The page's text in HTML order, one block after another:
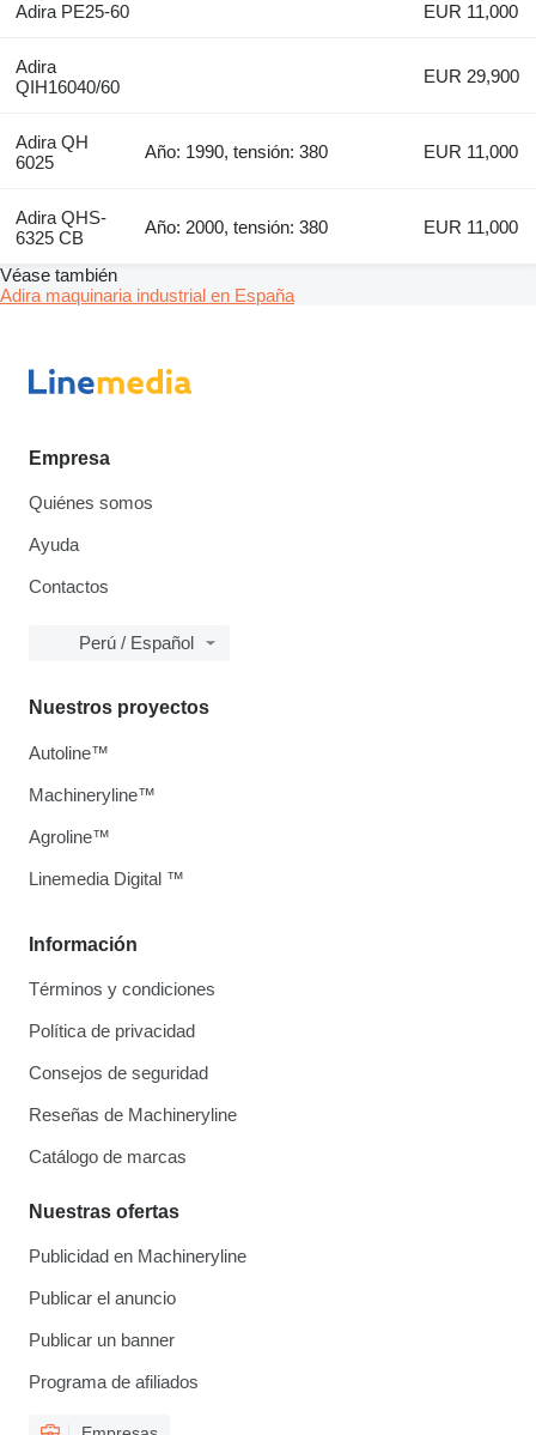
Adira PE25-60 EUR 11,000
Adira
QIH16040/60
EUR 29,900
Adira QH
6025
Año: 1990, tensión: 380 EUR 11,000
Adira QHS-
6325 CB
Año: 2000, tensión: 380 EUR 11,000
Véase también
Adira maquinaria industrial en España
Empresa
Quiénes somos
Ayuda
Contactos
Perú / Español
Información
Términos y condiciones
Política de privacidad
Consejos de seguridad
Reseñas de Machineryline
Catálogo de marcas
Nuestras ofertas
Publicidad en Machineryline
Publicar el anuncio
Publicar un banner
Programa de afiliados
Nuestros proyectos
Autoline™
Machineryline™
Agroline™
Linemedia Digital ™